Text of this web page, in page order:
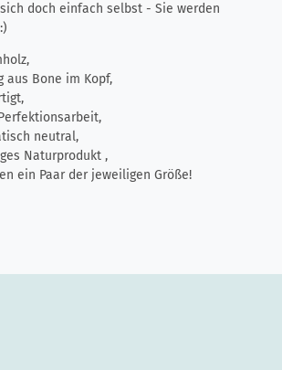
doch einfach selbst - Sie werden
aus Bone im Kopf,
neutral,
Naturprodukt ,
ein Paar der jeweiligen Größe!